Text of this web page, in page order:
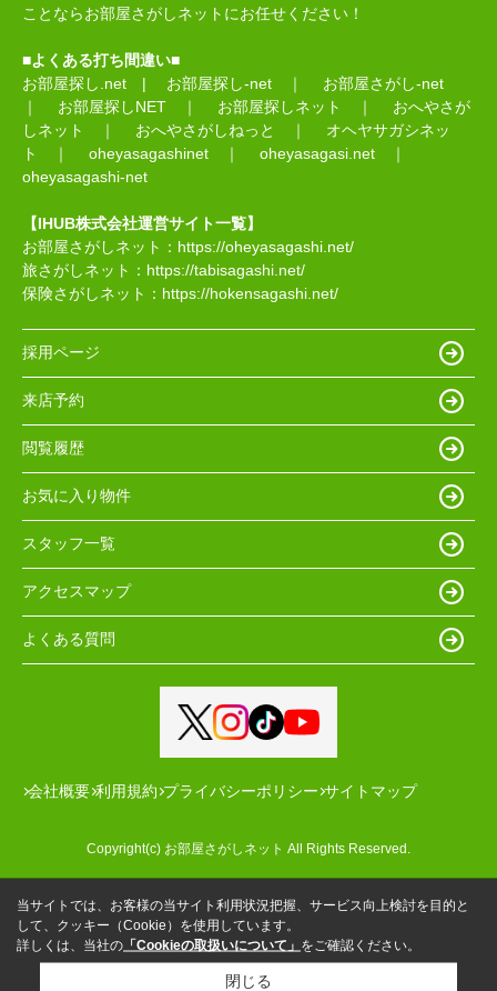
ことならお部屋さがしネットにお任せください！
■よくある打ち間違い■
お部屋探し.net | お部屋探し-net ｜ お部屋さがし-net
｜ お部屋探しNET ｜ お部屋探しネット ｜ おへやさが
しネット
｜ おへやさがしねっと ｜ オヘヤサガシネッ
ト
｜ oheyasagashinet ｜ oheyasagasi.net ｜
oheyasagashi-net
【IHUB株式会社運営サイト一覧】
お部屋さがしネット： https://oheyasagashi.net/
旅さがしネット： https://tabisagashi.net/
保険さがしネット： https://hokensagashi.net/
採用ページ
来店予約
閲覧履歴
お気に入り物件
スタッフ一覧
アクセスマップ
よくある質問
会社概要 利用規約 プライバシーポリシー サイトマップ
Copyright(c) お部屋さがしネット All Rights Reserved.
当サイトでは、お客様の当サイト利用状況把握、サービス向上検討を目的と
して、クッキー（Cookie）を使用しています。
詳しくは、当社の 「Cookieの取扱いについて」 をご確認ください。
閉じる